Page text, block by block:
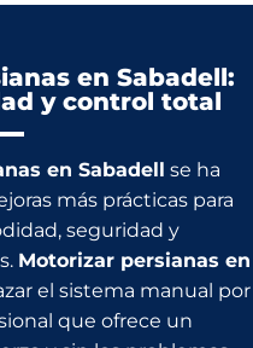
en Sabadell:
y control total
en Sabadell se ha
más prácticas para
seguridad y
Motorizar persianas en
el sistema manual por
que ofrece un